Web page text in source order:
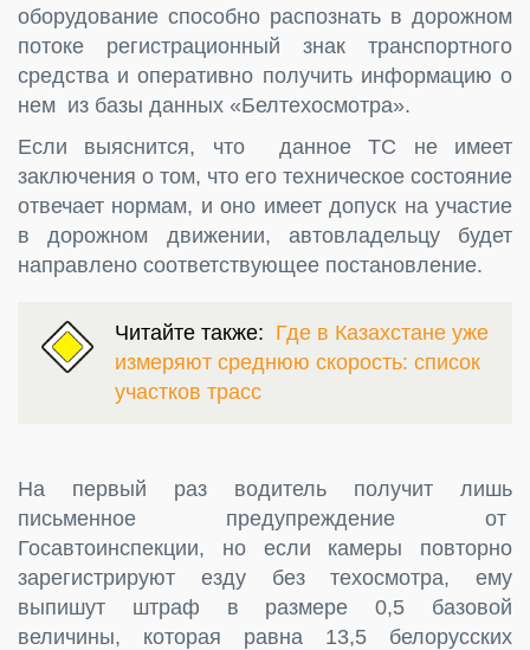
оборудование способно распознать в дорожном
потоке регистрационный знак транспортного
средства и оперативно получить информацию о
нем из базы данных «Белтехосмотра».
Если выяснится, что данное ТС не имеет
заключения о том, что его техническое состояние
отвечает нормам, и оно имеет допуск на участие
в дорожном движении, автовладельцу будет
направлено соответствующее постановление.
Читайте также: Где в Казахстане уже
измеряют среднюю скорость: список
участков трасс
На первый раз водитель получит лишь
письменное предупреждение от
Госавтоинспекции, но если камеры повторно
зарегистрируют езду без техосмотра, ему
выпишут штраф в размере 0,5 базовой
величины, которая равна 13,5 белорусских